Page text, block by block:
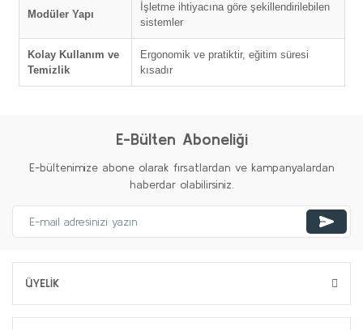
Modüler Yapı
İşletme ihtiyacına göre şekillendirilebilen
sistemler
Kolay Kullanım ve
Temizlik
Ergonomik ve pratiktir, eğitim süresi
kısadır
E-Bülten Aboneliği
E-bültenimize abone olarak fırsatlardan ve kampanyalardan
haberdar olabilirsiniz.
ÜYELİK